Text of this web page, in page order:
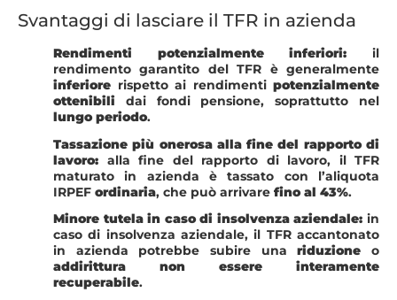
Svantaggi di lasciare il TFR in azienda
Rendimenti potenzialmente inferiori: il
rendimento garantito del TFR è generalmente
inferiore rispetto ai rendimenti potenzialmente
ottenibili dai fondi pensione, soprattutto nel
lungo periodo.
Tassazione più onerosa alla fine del rapporto di
lavoro: alla fine del rapporto di lavoro, il TFR
maturato in azienda è tassato con l’aliquota
IRPEF ordinaria, che può arrivare fino al 43%.
Minore tutela in caso di insolvenza aziendale: in
caso di insolvenza aziendale, il TFR accantonato
in azienda potrebbe subire unariduzioneo
addirittura non essere interamente
recuperabile.